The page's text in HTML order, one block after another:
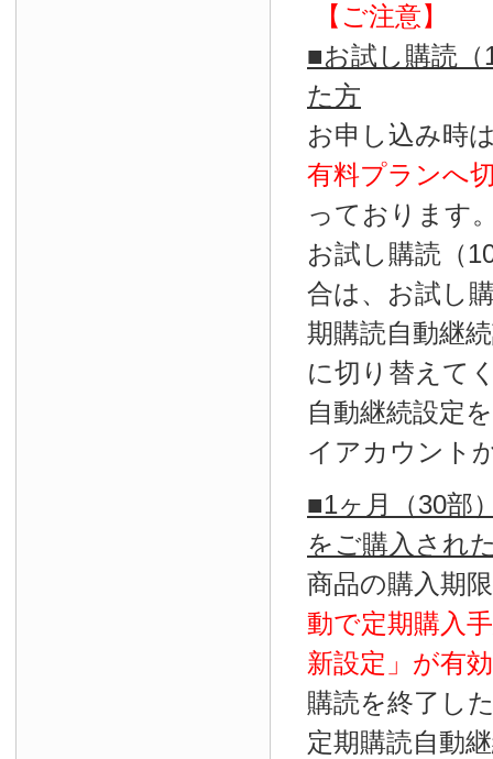
【ご注意】
■お試し購読
た方
お申し込み時
有料プランへ
っております
お試し購読（
合は、お試し
期購読自動継
に切り替えて
自動継続設定
イアカウント
■1ヶ月（30部
をご購入され
商品の購入期
動で定期購入
新設定」が有効
購読を終了し
定期購読自動